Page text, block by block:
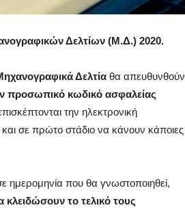
Δελτίων (Μ.Δ.) 2020.
Δελτία θα απευθυνθούν
προσωπικό κωδικό ασφαλείας
την ηλεκτρονική
σε πρώτο στάδιο να κάνουν κάποιες
που θα γνωστοποιηθεί,
κλειδώσουν το τελικό τους